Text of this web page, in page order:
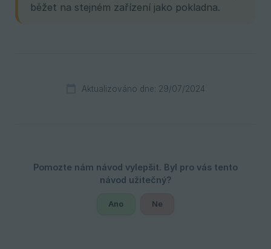
běžet na stejném zařízení jako pokladna.
Aktualizováno dne: 29/07/2024
Ano Ne